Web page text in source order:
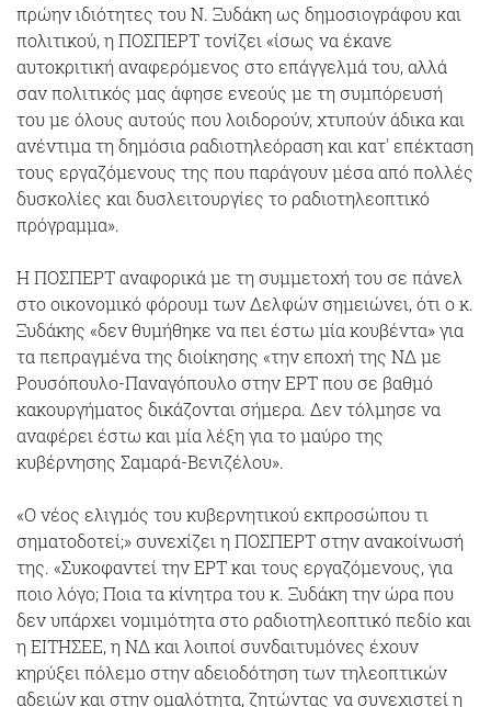
πρώην ιδιότητες του Ν. Ξυδάκη ως δημοσιογράφου και
πολιτικού, η ΠΟΣΠΕΡΤ τονίζει «ίσως να έκανε
αυτοκριτική αναφερόμενος στο επάγγελμά του, αλλά
σαν πολιτικός μας άφησε ενεούς με τη συμπόρευσή
του με όλους αυτούς που λοιδορούν, χτυπούν άδικα και
ανέντιμα τη δημόσια ραδιοτηλεόραση και κατ' επέκταση
τους εργαζόμενους της που παράγουν μέσα από πολλές
δυσκολίες και δυσλειτουργίες το ραδιοτηλεοπτικό
πρόγραμμα».
Η ΠΟΣΠΕΡΤ αναφορικά με τη συμμετοχή του σε πάνελ
στο οικονομικό φόρουμ των Δελφών σημειώνει, ότι ο κ.
Ξυδάκης «δεν θυμήθηκε να πει έστω μία κουβέντα» για
τα πεπραγμένα της διοίκησης «την εποχή της ΝΔ με
Ρουσόπουλο-Παναγόπουλο στην ΕΡΤ που σε βαθμό
κακουργήματος δικάζονται σήμερα. Δεν τόλμησε να
αναφέρει έστω και μία λέξη για το μαύρο της
κυβέρνησης Σαμαρά-Βενιζέλου».
«Ο νέος ελιγμός του κυβερνητικού εκπροσώπου τι
σηματοδοτεί;» συνεχίζει η ΠΟΣΠΕΡΤ στην ανακοίνωσή
της. «Συκοφαντεί την ΕΡΤ και τους εργαζόμενους, για
ποιο λόγο; Ποια τα κίνητρα του κ. Ξυδάκη την ώρα που
δεν υπάρχει νομιμότητα στο ραδιοτηλεοπτικό πεδίο και
η ΕΙΤΗΣΕΕ, η ΝΔ και λοιποί συνδαιτυμόνες έχουν
κηρύξει πόλεμο στην αδειοδότηση των τηλεοπτικών
αδειών και στην ομαλότητα, ζητώντας να συνεχιστεί η